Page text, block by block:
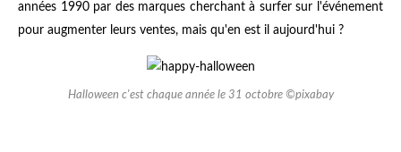
années 1990 par des marques cherchant à surfer sur l'événement
pour augmenter leurs ventes, mais qu'en est il aujourd'hui ?
Halloween c'est chaque année le 31 octobre ©pixabay